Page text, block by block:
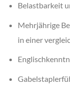
Belastbarkeit
Mehrjährige
in einer